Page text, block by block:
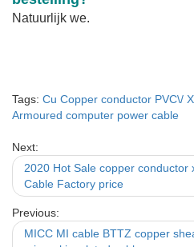
Natuurlijk we.
Tags: Cu Copper conductor PVC\/
Armoured computer power cable
Next:
2020 Hot Sale copper conductor
Cable Factory price
Previous:
MICC MI cable BTTZ copper